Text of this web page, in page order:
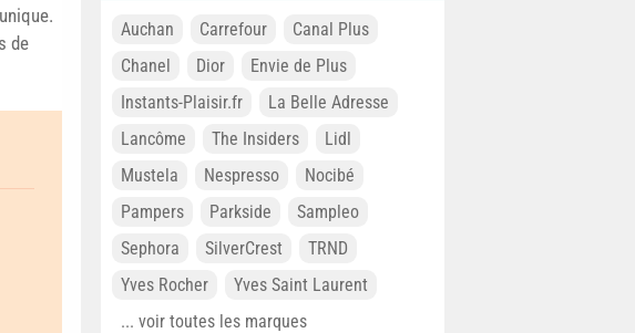
de
Auchan Carrefour
Canal Plus
Chanel
Dior
Envie de Plus
Instants-Plaisir.fr
La Belle Adresse
Lancôme
The Insiders
Lidl
Mustela
Nespresso
Nocibé
Pampers
Parkside
Sampleo
Sephora
SilverCrest
TRND
Yves Rocher
Yves Saint Laurent
... voir toutes les marques